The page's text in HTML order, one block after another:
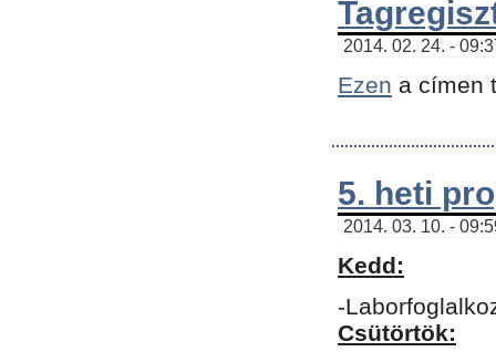
2014. 02. 24. -
Ezen a címen
5. heti
2014. 03. 10. -
Kedd:
-
Csütörtök: